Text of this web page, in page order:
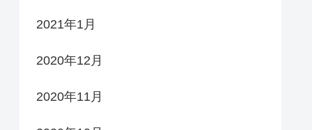
2021年1月
2020年12月
2020年11月